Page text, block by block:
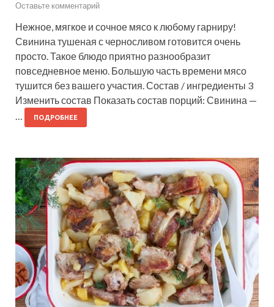
Оставьте комментарий
Нежное, мягкое и сочное мясо к любому гарниру!
Свинина тушеная с черносливом готовится очень
просто. Такое блюдо приятно разнообразит
повседневное меню. Большую часть времени мясо
тушится без вашего участия. Состав / ингредиенты 3
Изменить состав Показать состав порций: Свинина —
…
ПОДРОБНЕЕ